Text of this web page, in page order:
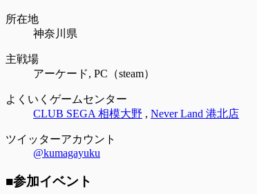
所在地
神奈川県
主戦場
アーケード, PC（steam）
よくいくゲームセンター
CLUB SEGA 相模大野 , Never Land 港北店
ツイッターアカウント
@kumagayuku
■参加イベント